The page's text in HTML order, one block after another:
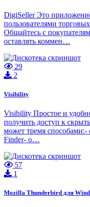
DigiSeller Это
пользователями
Общайтесь с
оставлять коммен…
29
2
Visibility
Visibility Простое и
получить доступ к
может тремя способами:-
Finder- о…
57
1
Mozilla Thunderbird для